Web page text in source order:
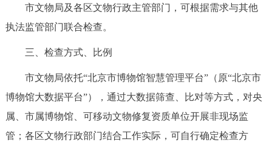
市文物局及各区文物行政主管部门，可根据需求与其他
执法监管部门联合检查。
三、检查方式、比例
市文物局依托“北京市博物馆智慧管理平台”（原“北京市
博物馆大数据平台”），通过大数据筛查、比对等方式，对央
属、市属博物馆、可移动文物修复资质单位开展非现场监
管；各区文物行政部门结合工作实际，可自行确定检查方